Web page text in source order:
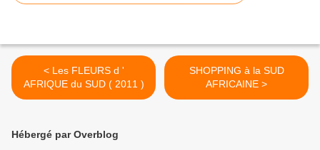
< Les FLEURS d '
AFRIQUE du SUD ( 2011 )
SHOPPING à la SUD
AFRICAINE >
Hébergé par Overblog